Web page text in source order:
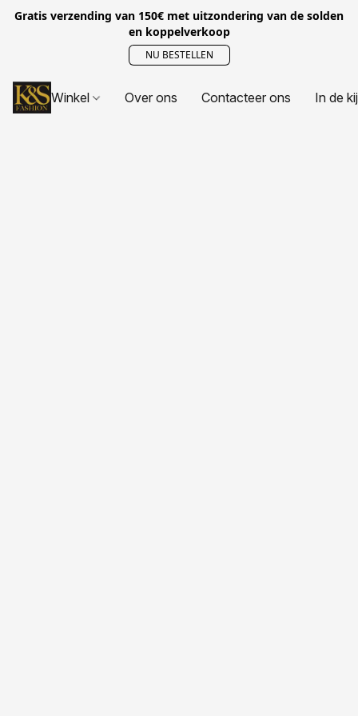
Gratis verzending van 150€ met uitzondering van de solden
en koppelverkoop
NU BESTELLEN
Winkel Over ons Contacteer ons In de